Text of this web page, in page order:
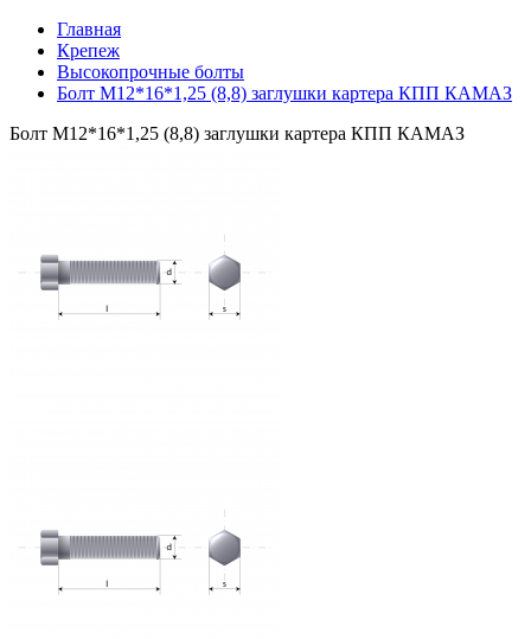
Главная
Крепеж
Высокопрочные болты
Болт М12*16*1,25 (8,8) заглушки картера КПП КАМАЗ
Болт М12*16*1,25 (8,8) заглушки картера КПП КАМАЗ